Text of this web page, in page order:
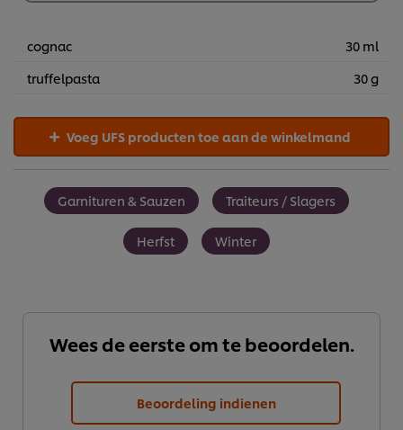
cognac
30 ml
truffelpasta
30 g
Voeg UFS producten toe aan de winkelmand
Garnituren & Sauzen Traiteurs / Slagers
Herfst Winter
Wees de eerste om te beoordelen.
Beoordeling indienen
maken het mogelijk om jou van verschillende
functionaliteiten te voorzien (zoals onthouden wat je in